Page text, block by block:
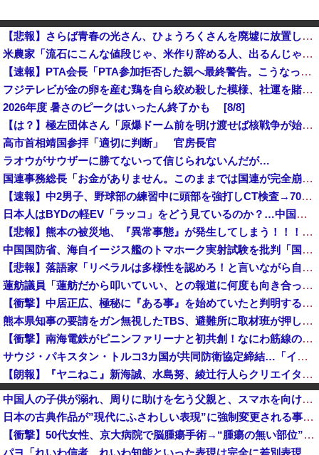
【悲報】さらば青春の光さん、ひょうろくさんを廃墟に放置して炎上ｗｗｗｗ
米農家「流石にこんな値段じゃ、米作り辞める人、出るんじゃないかなあ？？」
【速報】PTA会長「PTA参加拒否した親へ最終警告。こうなってもいい？」問題になりすぎて即撤回他
フジテレビが金の卵を産む鶏を自ら絞め殺した模様、社運を賭けたドル箱コンテンツが御蔵入りになってしまい……
2026年度 暑さのピークはいったん終了かも [8/8]
【は？】極左団体さん「原爆ドーム前を明け渡せば核戦争が始まる！」→ 観衆のマジレスが鋭すぎるとネットで話題に → ｗｗｗｗｗｗｗｗｗｗｗｗ
高市首相靖国参拝「適切に判断」 官房長官
ラオウがサウザーに勝てないって信じられないんだが…
国連事務総長「お金がありません。このままでは国連が完全崩壊します。助けて下さい」
【速報】中2男子、野球部の練習中に頭部を強打しCT検査→70代医師「問題ないです」→中学生死亡「他人のCT画像みてました」
日本人はBYDの軽EV「ラッコ」をどう見ているのか？…中国メディア！
【悲報】熊本の被災地、『異常事態』が発生してしまう！！！！！！！！
中国国防省、海自イージス艦のトマホーク実射試験を批判「国際社会は新型軍国主義を団結して阻止を」！
【悲報】落語家「リベラルは多様性を認めろ！と言いながら自分達と違う意見には執拗に攻撃してくる！」ｗｗｗｗｗｗｗｗｗｗｗｗｗｗ
蓮舫議員「蓮舫だから叩いていい、との報道に何度も向き合ってきました。悔しくても」
【衝撃】中居正広、極秘に『ある事』を始めていたと判明する・・・
熊本県知事の要請をガン無視したTBS、避難所に取材班が押し入ってプライバシーに全く配慮しない報道を……
【衝撃】南海電鉄がピニンファリーナと初共創！なにわ筋線の新型特急が凄そう
サウジ・パキスタン・トルコ3カ国が共同防衛協定締結…「イスラム版NATO」指摘も！
【朗報】『ヤニねこ』新海誠、水島努、綾辻行人らクリエイターが絶賛ｗｗｗｗｗｗｗｗｗ
会社「辞めたいなら辞めろ。お前の代わりはいくらでもいる」→結果ｗｗｗｗｗｗｗｗｗ
（ ´_ゝ`）東京新聞「小池都知事、今年も虐殺された朝鮮人犠牲者らを追悼文を送付しない意向。10年連続」
『ろくでなしBLUES』全25巻すべて「50％ポイント還元」セール！8,930円分返ってくる！全42巻分収録の文庫版！ヤンキー漫画の頂点！ジャン...
中国人の子供が溺れ、周りに助けを乞う父親と、スマホを向けてインプレ稼ぎの見物人
日本の古典作品が”現代にふさわしい表現”に強制変更される事態が進行中、今の価値観に照らせば……
【衝撃】50代女性、京大病院で脳腫瘍手術→“腫瘍の無い部位”を摘出 2度「腫瘍ではない」と出るも続行、脳幹損傷で“植物状態”に
パヨ「れいわ信者、れいわ知能といった表現は完全に差別表現。メディアは放送禁止用語に指定するべき」